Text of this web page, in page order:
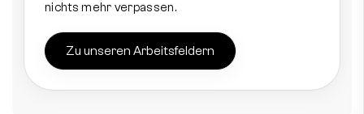
nichts mehr verpassen.
Zu unseren Arbeitsfeldern